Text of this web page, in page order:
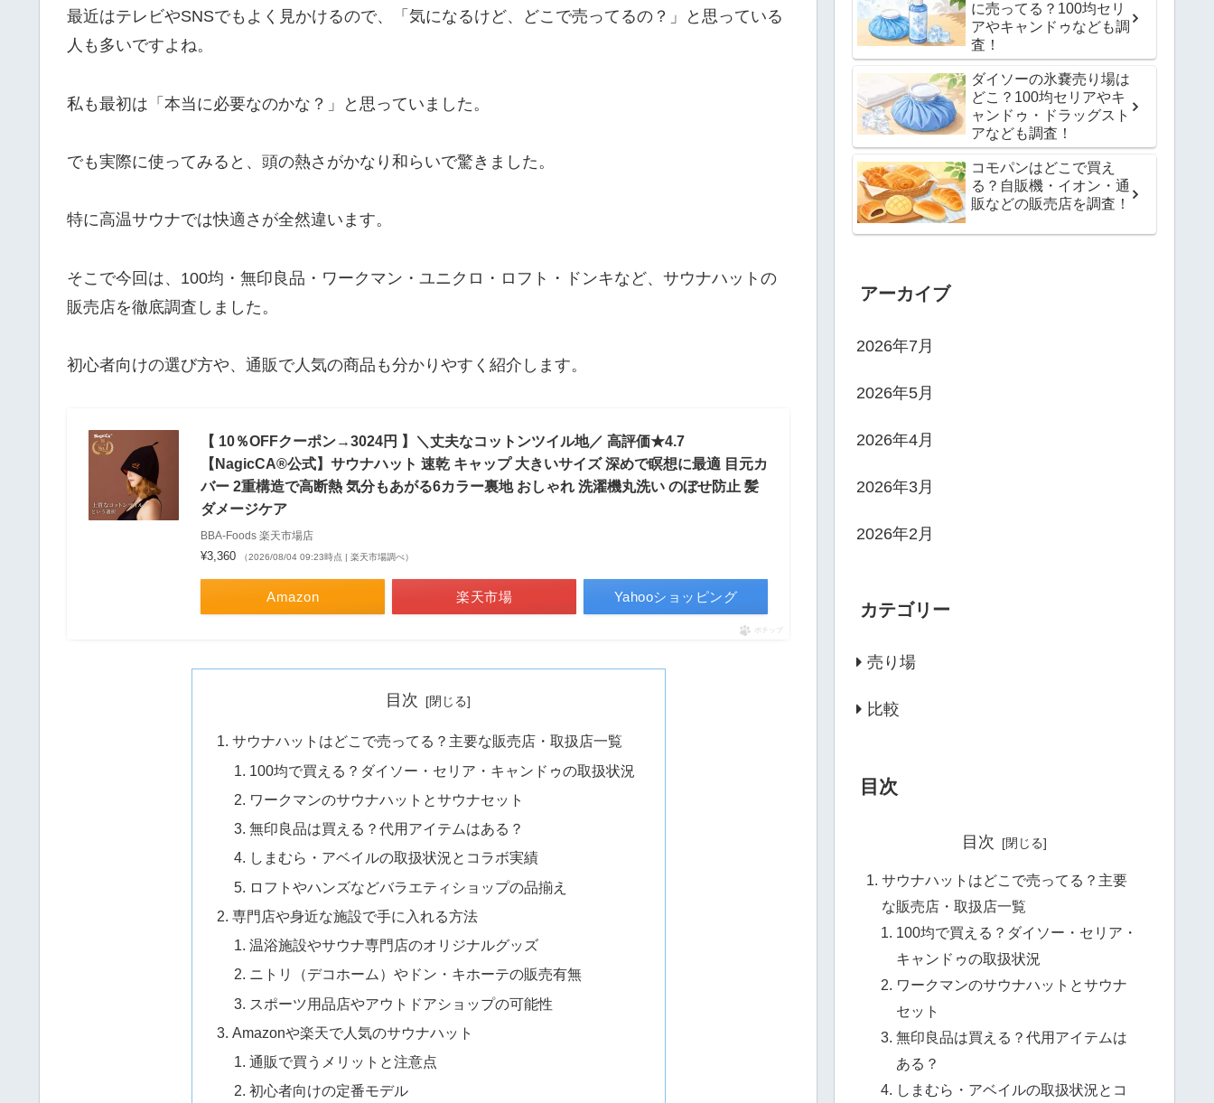
最近はテレビやSNSでもよく見かけるので、「気になるけど、どこで売ってるの？」と思っている
人も多いですよね。
私も最初は「本当に必要なのかな？」と思っていました。
でも実際に使ってみると、頭の熱さがかなり和らいで驚きました。
特に高温サウナでは快適さが全然違います。
そこで今回は、100均・無印良品・ワークマン・ユニクロ・ロフト・ドンキなど、サウナハットの
販売店を徹底調査しました。
初心者向けの選び方や、通販で人気の商品も分かりやすく紹介します。
【 10％OFFクーポン→3024円 】＼丈夫なコットンツイル地／ 高評価★4.7
【NagicCA®公式】サウナハット 速乾 キャップ 大きいサイズ 深めで瞑想に最適 目元カ
バー 2重構造で高断熱 気分もあがる6カラー裏地 おしゃれ 洗濯機丸洗い のぼせ防止 髪
ダメージケア
BBA-Foods 楽天市場店
¥3,360 （2026/08/04 09:23時点 | 楽天市場調べ）
Amazon 楽天市場 Yahooショッピング
ポチップ
目次
サウナハットはどこで売ってる？主要な販売店・取扱店一覧
100均で買える？ダイソー・セリア・キャンドゥの取扱状況
ワークマンのサウナハットとサウナセット
無印良品は買える？代用アイテムはある？
しまむら・アベイルの取扱状況とコラボ実績
ロフトやハンズなどバラエティショップの品揃え
専門店や身近な施設で手に入れる方法
温浴施設やサウナ専門店のオリジナルグッズ
ニトリ（デコホーム）やドン・キホーテの販売有無
スポーツ用品店やアウトドアショップの可能性
Amazonや楽天で人気のサウナハット
通販で買うメリットと注意点
初心者向けの定番モデル
に売ってる？100均セリ
アやキャンドゥなども調
査！
ダイソーの氷嚢売り場は
どこ？100均セリアやキ
ャンドゥ・ドラッグスト
アなども調査！
コモパンはどこで買え
る？自販機・イオン・通
販などの販売店を調査！
アーカイブ
2026年7月
2026年5月
2026年4月
2026年3月
2026年2月
カテゴリー
売り場
比較
目次
目次
サウナハットはどこで売ってる？主要
な販売店・取扱店一覧
100均で買える？ダイソー・セリア・
キャンドゥの取扱状況
ワークマンのサウナハットとサウナ
セット
無印良品は買える？代用アイテムは
ある？
しまむら・アベイルの取扱状況とコ